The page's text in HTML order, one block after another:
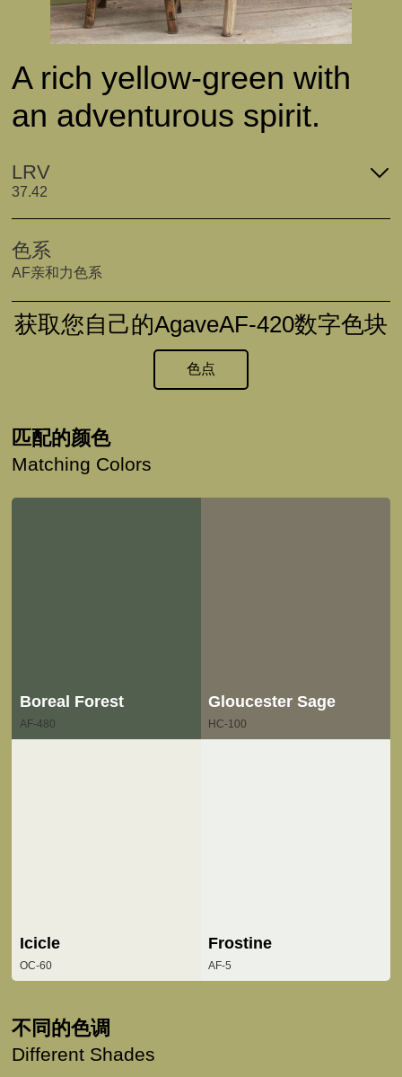
A rich yellow-green with
an adventurous spirit.
LRV
37.42
色系
AF亲和力色系
获取您自己的AgaveAF-420数字色块
色点
匹配的颜色
Matching Colors
Boreal Forest
AF-480
Gloucester Sage
HC-100
Icicle
OC-60
Frostine
AF-5
不同的色调
Different Shades